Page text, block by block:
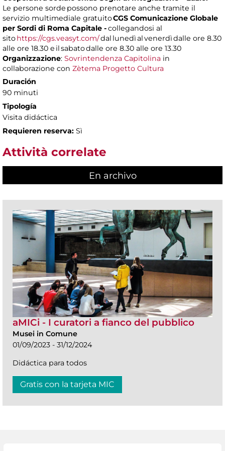
Le persone sorde possono prenotare anche tramite il
servizio multimediale gratuitoCGS Comunicazione Globale
per Sordi di Roma Capitale -collegandosi al
sitohttps://cgs.veasyt.com/dal lunedì al venerdì dalle ore 8.30
alle ore 18.30 e il sabato dalle ore 8.30 alle ore 13.30
Organizzazione: Sovrintendenza Capitolina in
collaborazione con Zètema Progetto Cultura
Duración
90 minuti
Tipología
Visita didáctica
Requieren reserva: Sì
Attività correlate
En archivo
aMICi - I curatori a fianco del pubblico
Musei in Comune
01/09/2023 - 31/12/2024
Didáctica para todos
Gratis con la tarjeta MIC